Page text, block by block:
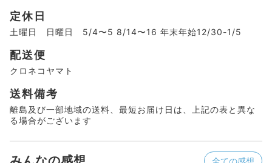
定休日
土曜日 日曜日 5/4〜5 8/14〜16 年末年始12/30-1/5
配送便
クロネコヤマト
送料備考
離島及び一部地域の送料、最短お届け日は、上記の表と異な
る場合がございます
全ての感想